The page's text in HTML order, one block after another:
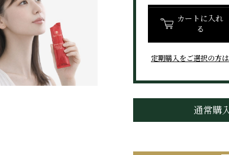
カートに入れ
る
定期購入をご選択の方は
通常購